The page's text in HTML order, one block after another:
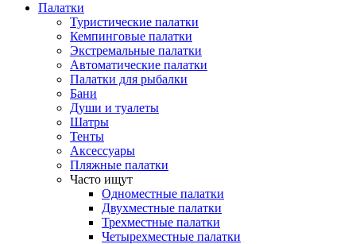
Палатки
Туристические палатки
Кемпинговые палатки
Экстремальные палатки
Автоматические палатки
Палатки для рыбалки
Бани
Души и туалеты
Шатры
Тенты
Аксессуары
Пляжные палатки
Часто ищут
Одноместные палатки
Двухместные палатки
Трехместные палатки
Четырехместные палатки